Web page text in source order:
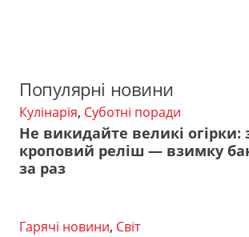
Популярні новини
Кулінарія, Суботні поради
Не викидайте великі огірки:
кроповий реліш — взимку
за раз
Гарячі новини, Світ